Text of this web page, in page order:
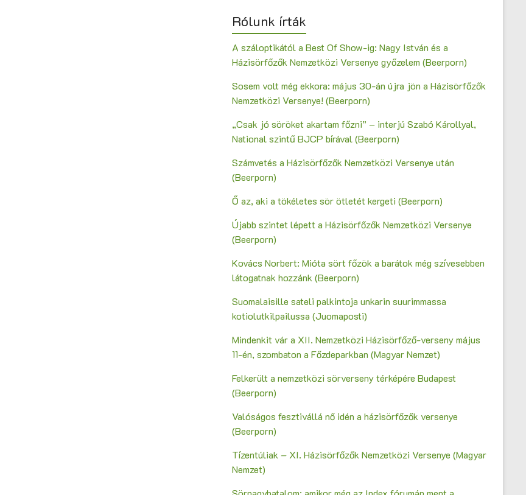
Rólunk írták
A száloptikától a Best Of Show-ig: Nagy István és a
Házisörfőzők Nemzetközi Versenye győzelem (Beerporn)
Sosem volt még ekkora: május 30-án újra jön a Házisörfőzők
Nemzetközi Versenye! (Beerporn)
„Csak jó söröket akartam főzni” – interjú Szabó Károllyal,
National szintű BJCP bírával (Beerporn)
Számvetés a Házisörfőzők Nemzetközi Versenye után
(Beerporn)
Ő az, aki a tökéletes sör ötletét kergeti (Beerporn)
Újabb szintet lépett a Házisörfőzők Nemzetközi Versenye
(Beerporn)
Kovács Norbert: Mióta sört főzök a barátok még szívesebben
látogatnak hozzánk (Beerporn)
Suomalaisille sateli palkintoja unkarin suurimmassa
kotiolutkilpailussa (Juomaposti)
Mindenkit vár a XII. Nemzetközi Házisörfőző-verseny május
11-én, szombaton a Főzdeparkban (Magyar Nemzet)
Felkerült a nemzetközi sörverseny térképére Budapest
(Beerporn)
Valóságos fesztivállá nő idén a házisörfőzők versenye
(Beerporn)
Tízentúliak – XI. Házisörfőzők Nemzetközi Versenye (Magyar
Nemzet)